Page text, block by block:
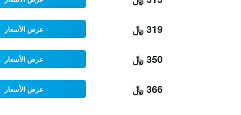
319 ﷼ عرض الأسعار
350 ﷼ عرض الأسعار
366 ﷼ عرض الأسعار